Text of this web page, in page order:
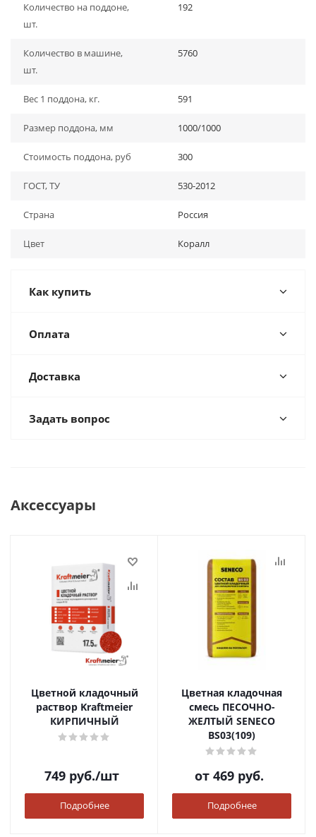
Количество на поддоне,
шт.
192
Количество в машине,
шт.
5760
Вес 1 поддона, кг. 591
Размер поддона, мм 1000/1000
Стоимость поддона, руб 300
ГОСТ, ТУ 530-2012
Страна Россия
Цвет Коралл
Как купить
Оплата
Доставка
Задать вопрос
Аксессуары
Цветной кладочный
раствор Kraftmeier
КИРПИЧНЫЙ
749 руб./шт
Подробнее
Цветная кладочная
смесь ПЕСОЧНО-
ЖЕЛТЫЙ SENECO
BS03(109)
от 469 руб.
Подробнее